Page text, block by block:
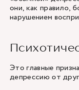
они, как правило,
нарушением
Это главные
депрессию от